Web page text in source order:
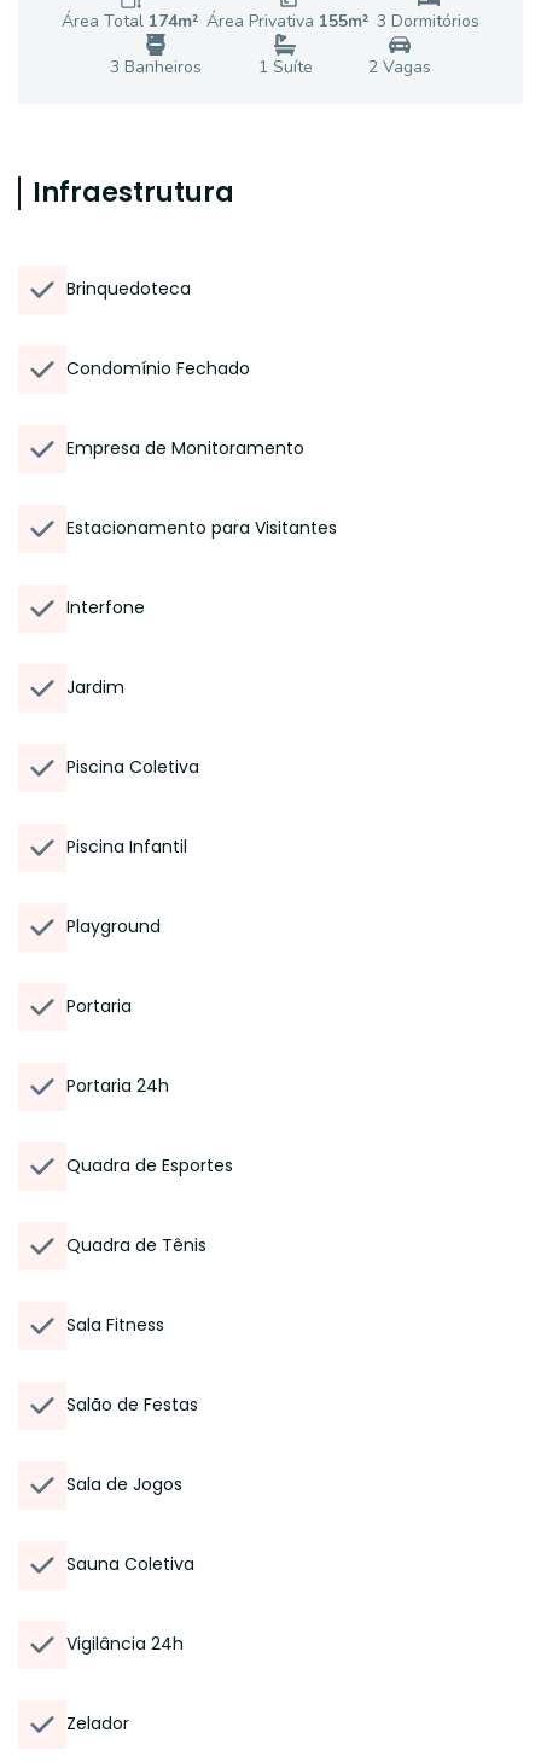
Área Total 174m² Área Privativa 155m² 3 Dormitórios
3 Banheiros 1 Suíte 2Vagas
Infraestrutura
Brinquedoteca
Condomínio Fechado
Empresa de Monitoramento
Estacionamento para Visitantes
Interfone
Jardim
Piscina Coletiva
Piscina Infantil
Playground
Portaria
Portaria 24h
Quadra de Esportes
Quadra de Tênis
Sala Fitness
Salão de Festas
Sala de Jogos
Sauna Coletiva
Vigilância 24h
Zelador